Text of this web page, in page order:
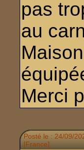
pas
au
Merci
Posté le : 24/09/
[France]